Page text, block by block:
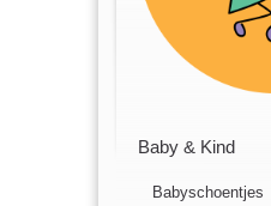
Baby & Kind
Babyschoentjes